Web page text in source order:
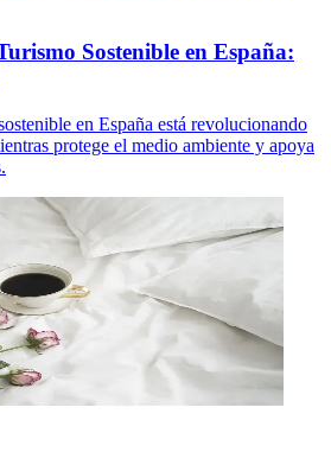
Sostenible en España:
en España está revolucionando
protege el medio ambiente y apoya